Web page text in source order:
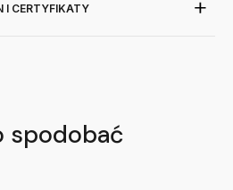
I CERTYFIKATY
spodobać